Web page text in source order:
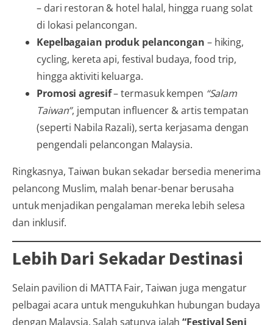
– dari restoran & hotel halal, hingga ruang solat
di lokasi pelancongan.
Kepelbagaian produk pelancongan – hiking,
cycling, kereta api, festival budaya, food trip,
hingga aktiviti keluarga.
Promosi agresif– termasuk kempen “Salam
Taiwan”, jemputan influencer & artis tempatan
(seperti Nabila Razali), serta kerjasama dengan
pengendali pelancongan Malaysia.
Ringkasnya, Taiwan bukan sekadar bersedia menerima
pelancong Muslim, malah benar-benar berusaha
untuk menjadikan pengalaman mereka lebih selesa
dan inklusif.
Lebih Dari Sekadar Destinasi
Selain pavilion di MATTA Fair, Taiwan juga mengatur
pelbagai acara untuk mengukuhkan hubungan budaya
dengan Malaysia. Salah satunya ialah“Festival Seni